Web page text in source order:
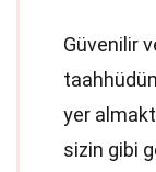
Güvenilir
yer
sizin gibi